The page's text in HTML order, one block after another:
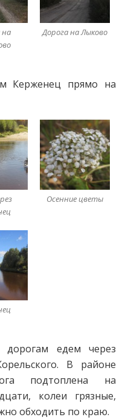
на
Дорога на Лыково
Керженец прямо на
Осенние цветы
едем через
В районе
подтоплена на
колеи грязные,
обходить по краю.